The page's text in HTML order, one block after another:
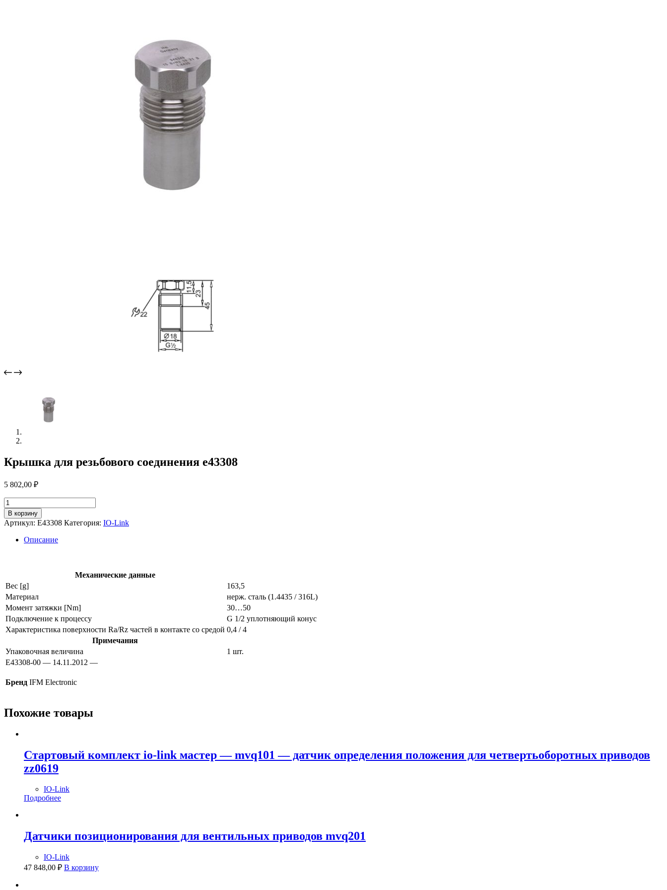
Крышка для резьбового соединения e43308
5 802,00 ₽
Количество
товара
Крышка
для
резьбового
соединения
В корзину
Артикул: E43308 Категория: IO-Link
Описание
Механические данные
Вес [g]
163,5
Материал
нерж. сталь (1.4435 / 316L)
Момент затяжки [Nm]
30…50
Подключение к процессу
G 1/2 уплотняющий конус
Характеристика поверхности Ra/Rz частей в контакте со средой 0,4 / 4
Примечания
Упаковочная величина
1 шт.
E43308-00 — 14.11.2012 —
Бренд IFM Electronic
Похожие товары
Стартовый комплект io-link мастер — mvq101 — датчик определения положения для четвертьоборотных приводов
zz0619
IO-Link
Подробнее
Датчики позиционирования для вентильных приводов mvq201
IO-Link
47 848,00 ₽ В корзину